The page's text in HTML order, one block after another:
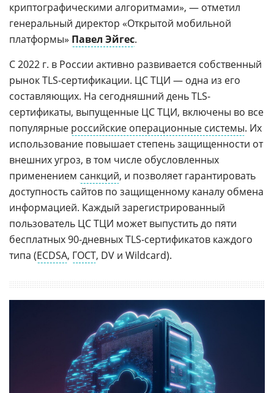
криптографическими алгоритмами», — отметил
генеральный директор «Открытой мобильной
платформы» Павел Эйгес.
С 2022 г. в России активно развивается собственный
рынок TLS-сертификации. ЦС ТЦИ — одна из его
составляющих. На сегодняшний день TLS-
сертификаты, выпущенные ЦС ТЦИ, включены во все
популярные российские операционные системы. Их
использование повышает степень защищенности от
внешних угроз, в том числе обусловленных
применением санкций, и позволяет гарантировать
доступность сайтов по защищенному каналу обмена
информацией. Каждый зарегистрированный
пользователь ЦС ТЦИ может выпустить до пяти
бесплатных 90-дневных TLS-сертификатов каждого
типа (ECDSA, ГОСТ, DV и Wildcard).